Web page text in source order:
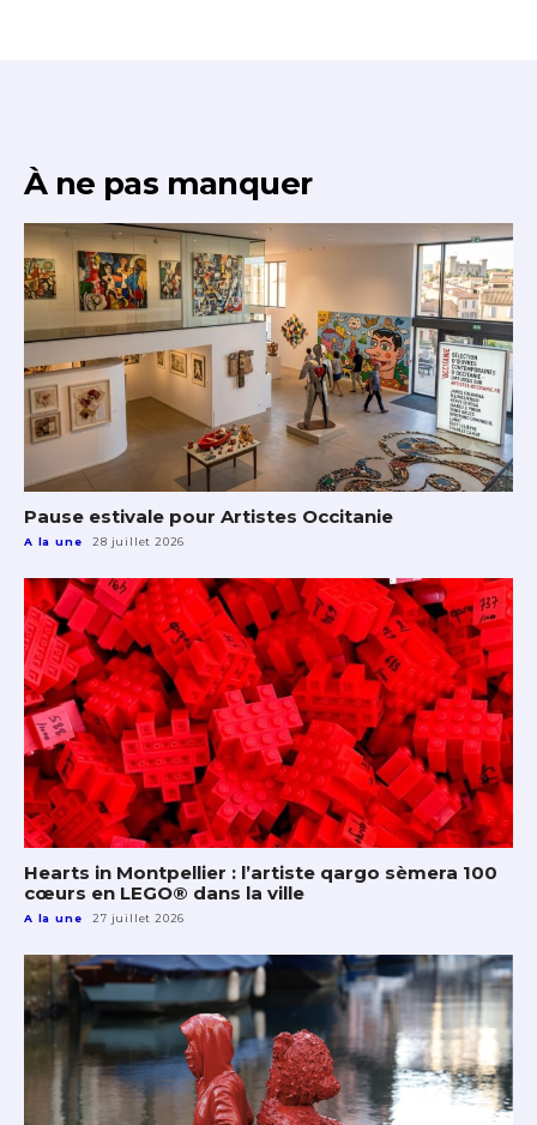
À ne pas manquer
Pause estivale pour Artistes Occitanie
A la une 28 juillet 2026
Hearts in Montpellier : l’artiste qargo sèmera 100
cœurs en LEGO® dans la ville
A la une 27 juillet 2026